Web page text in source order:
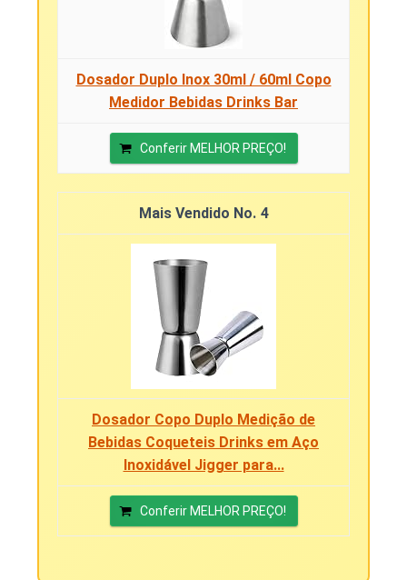
Dosador Duplo Inox 30ml / 60ml Copo
Medidor Bebidas Drinks Bar
Conferir MELHOR PREÇO!
4
Dosador Copo Duplo Medição de
Bebidas Coqueteis Drinks em Aço
Inoxidável Jigger para...
Conferir MELHOR PREÇO!